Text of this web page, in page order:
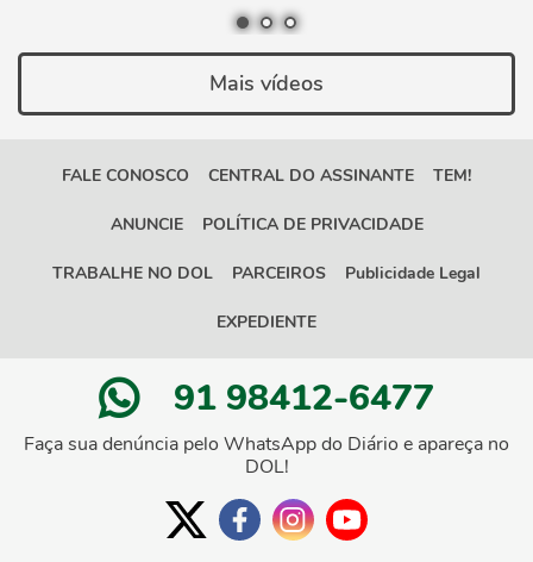
Mais vídeos
FALE CONOSCO CENTRAL DO ASSINANTE TEM!
ANUNCIE POLÍTICA DE PRIVACIDADE
TRABALHE NO DOL PARCEIROS Publicidade Legal
EXPEDIENTE
91 98412-6477
Faça sua denúncia pelo WhatsApp do Diário e apareça no
DOL!